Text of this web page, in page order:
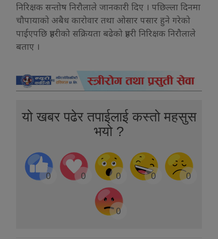
निरिक्षक सन्तोष निरौलाले जानकारी दिए । पछिल्ला दिनमा
चौपायाको अबैध कारोवार तथा ओसार पसार हुने गरेको
पाईएपछि प्रहरीको सक्रियता बढेको प्रहरी निरिक्षक निरौलाले
बताए ।
यो खबर पढेर तपाईलाई कस्तो महसुस
भयो ?
0 0 0 0 0
0